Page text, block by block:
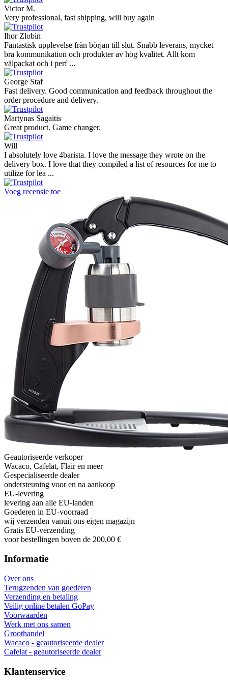
Victor M.
Very professional, fast shipping, will buy again
Ihor Zlobin
Fantastisk upplevelse från början till slut. Snabb leverans, mycket
bra kommunikation och produkter av hög kvalitet. Allt kom
välpackat och i perf ...
George Staf
Fast delivery. Good communication and feedback throughout the
order procedure and delivery.
Martynas Sagaitis
Great product. Game changer.
Will
I absolutely love 4barista. I love the message they wrote on the
delivery box. I love that they compiled a list of resources for me to
utilize for lea ...
Voeg recensie toe
Geautoriseerde verkoper
Wacaco, Cafelat, Flair en meer
Gespecialiseerde dealer
ondersteuning voor en na aankoop
EU-levering
levering aan alle EU-landen
Goederen in EU-voorraad
wij verzenden vanuit ons eigen magazijn
Gratis EU-verzending
voor bestellingen boven de 200,00 €
Informatie
Over ons
Terugzenden van goederen
Verzending en betaling
Veilig online betalen GoPay
Voorwaarden
Werk met ons samen
Groothandel
Wacaco - geautoriseerde dealer
Cafelat - geautoriseerde dealer
Klantenservice